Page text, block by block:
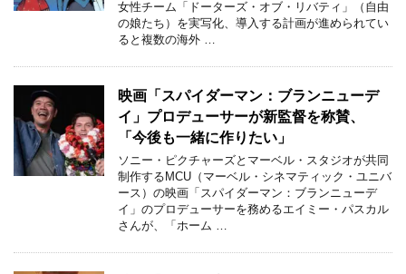
女性チーム「ドーターズ・オブ・リバティ」（自由
の娘たち）を実写化、導入する計画が進められてい
ると複数の海外 …
映画「スパイダーマン：ブランニューデ
イ」プロデューサーが新監督を称賛、
「今後も一緒に作りたい」
ソニー・ピクチャーズとマーベル・スタジオが共同
制作するMCU（マーベル・シネマティック・ユニバ
ース）の映画「スパイダーマン：ブランニューデ
イ」のプロデューサーを務めるエイミー・パスカル
さんが、「ホーム …